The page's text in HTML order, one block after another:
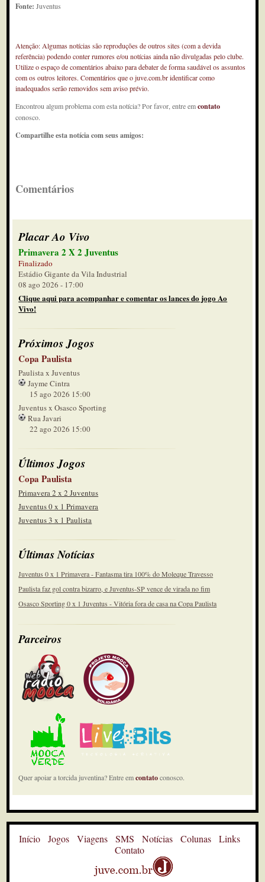
Fonte:Juventus
Atenção: Algumas notícias são reproduções de outros sites (com a devida
referência) podendo conter rumores e/ou notícias ainda não divulgadas pelo clube.
Utilize o espaço de comentários abaixo para debater de forma saudável os assuntos
com os outros leitores. Comentários que o juve.com.br identificar como
inadequados serão removidos sem aviso prévio.
Encontrou algum problema com esta notícia? Por favor, entre emcontato
conosco.
Compartilhe esta notícia com seus amigos:
Comentários
Placar Ao Vivo
Primavera 2 X 2 Juventus
Finalizado
Estádio Gigante da Vila Industrial
08 ago 2026 - 17:00
Clique aqui para acompanhar e comentar os lances do jogo Ao
Vivo!
Próximos Jogos
Copa Paulista
Paulista x Juventus
Jayme Cintra
15 ago 2026 15:00
Juventus x Osasco Sporting
Rua Javari
22 ago 2026 15:00
Últimos Jogos
Copa Paulista
Primavera 2 x 2 Juventus
Juventus 0 x 1 Primavera
Juventus 3 x 1 Paulista
Últimas Notícias
Juventus 0 x 1 Primavera - Fantasma tira 100% do Moleque Travesso
Paulista faz gol contra bizarro, e Juventus-SP vence de virada no fim
Osasco Sporting 0 x 1 Juventus - Vitória fora de casa na Copa Paulista
Parceiros
Quer apoiar a torcida juventina? Entre emcontatoconosco.
Início Jogos Viagens SMS Notícias Colunas
Links
Contato